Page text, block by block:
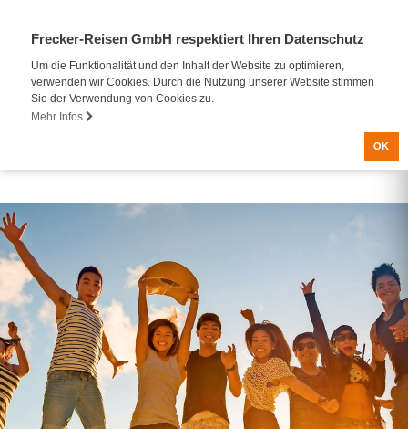
Frecker-Reisen GmbH respektiert Ihren Datenschutz
Um die Funktionalität und den Inhalt der Website zu optimieren,
verwenden wir Cookies. Durch die Nutzung unserer Website stimmen
Sie der Verwendung von Cookies zu.
Mehr Infos
OK